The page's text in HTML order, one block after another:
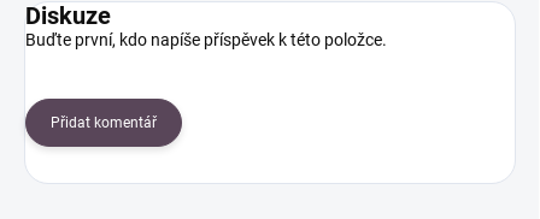
Diskuze
Buďte první, kdo napíše příspěvek k této položce.
Přidat komentář